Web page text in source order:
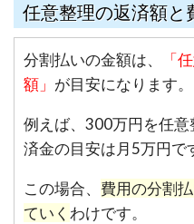
任意整理の返済額と
分割払いの金額は、
「
額」 が目安になります。
例えば、300万円を任意
済金の目安は月5万円で
この場合、 費用の分割
ていく わけです。